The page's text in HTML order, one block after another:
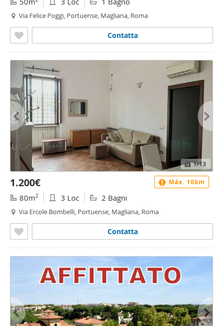
Via Felice Poggi, Portuense, Magliana, Roma
Contatta
1/13
1.200€
80m2 3 Loc 2 Bagni
Via Ercole Bombelli, Portuense, Magliana, Roma
Contatta
Máx. 10km